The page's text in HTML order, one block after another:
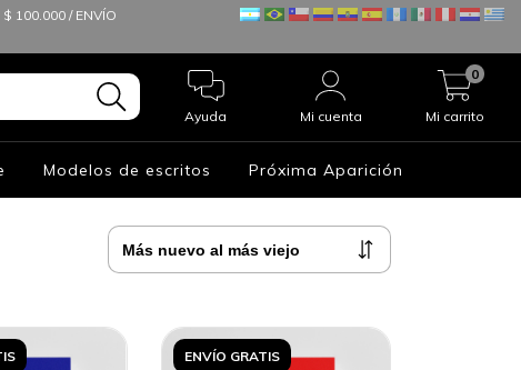
$ 100.000 / ENVÍO
Ayuda Mi cuenta Mi carrito
0
Modelos de escritos Próxima Aparición
ENVÍO GRATIS